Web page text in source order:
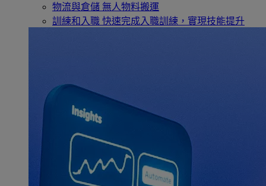
物流與倉儲 無人物料搬運
訓練和入職 快速完成入職訓練，實現技能提升